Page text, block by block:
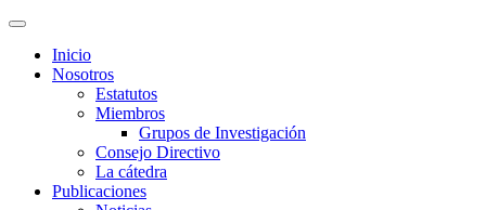
Inicio
Nosotros
Estatutos
Miembros
Grupos de Investigación
Consejo Directivo
La cátedra
Publicaciones